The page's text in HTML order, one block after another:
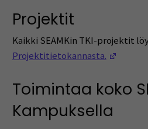
Projektit
Kaikki SEAMKin TKI-projektit
Projektitietokannasta.
Toimintaa koko
Kampuksella